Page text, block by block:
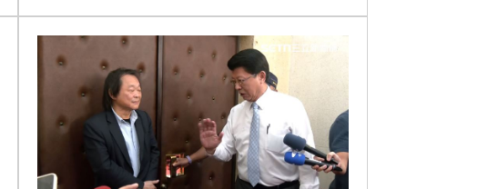
查核機制；立委鍾佳濱強調，地方食安會報是否
由召集人主持、地方是否定期稽查、稽查項目是
否完備，只要檢視這三個項目，就知道地方政府
是否用心。